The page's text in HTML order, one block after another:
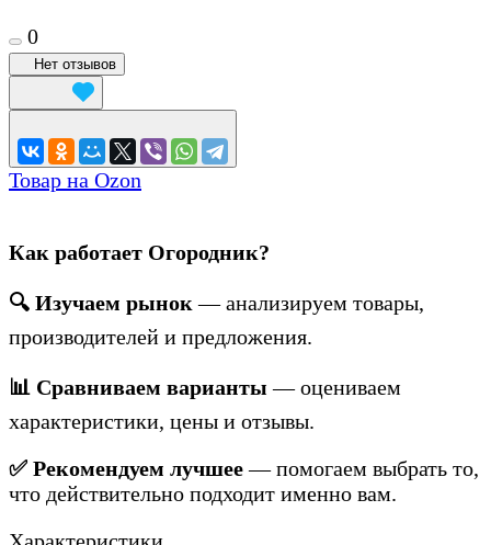
0
Нет отзывов
Товар на Ozon
Как работает Огородник?
🔍 Изучаем рынок — анализируем товары,
производителей и предложения.
📊 Сравниваем варианты — оцениваем
характеристики, цены и отзывы.
✅ Рекомендуем лучшее— помогаем выбрать то,
что действительно подходит именно вам.
Характеристики